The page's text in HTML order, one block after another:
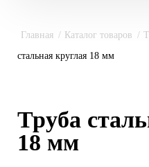
Главная Каталог товаров
стальная круглая 18 мм
Труба
18 мм